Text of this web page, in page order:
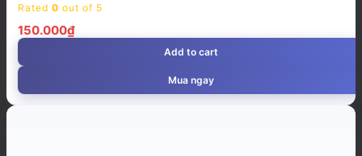
Rated 0 out of 5
150.000₫
Add to cart
Mua ngay